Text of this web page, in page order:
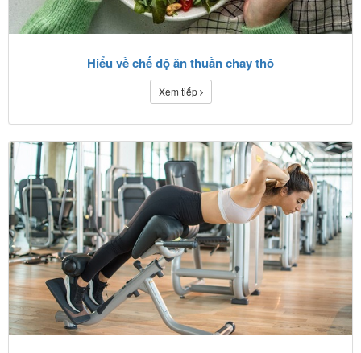
Hiểu về chế độ ăn thuần chay thô
Xem tiếp